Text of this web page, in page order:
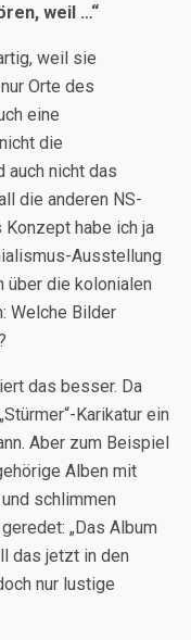
weil …“
weil sie
Orte des
eine
die
auch nicht das
die anderen NS-
habe ich ja
Ausstellung
über die kolonialen
Welche Bilder
das besser. Da
Karikatur ein
Aber zum Beispiel
Alben mit
schlimmen
„Das Album
das jetzt in den
nur lustige